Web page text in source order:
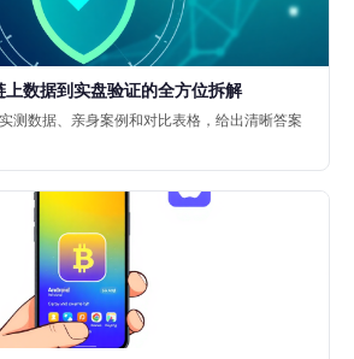
数据到实盘验证的全方位拆解
测数据、亲身案例和对比表格，给出清晰答案